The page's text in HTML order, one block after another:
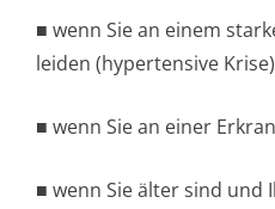
■ wenn Sie an einem
leiden (hypertensive Kri­se)
■ wenn Sie an einer
■ wenn Sie älter sind und